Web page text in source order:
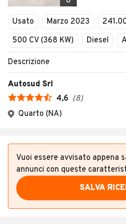
Usato Marzo 2023
500 CV (368 KW)
Diesel
Descrizione
Autosud Srl
4,6 (8)
Quarto (NA)
Vuoi essere avvisato appena
annunci con queste
SALVA